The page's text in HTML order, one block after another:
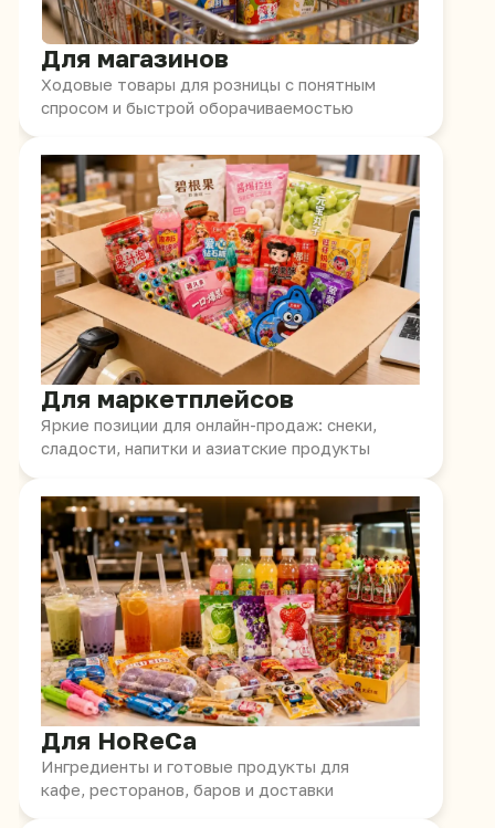
Для кассовой зоны
Компактные товары для импульсных
покупок и роста среднего чека